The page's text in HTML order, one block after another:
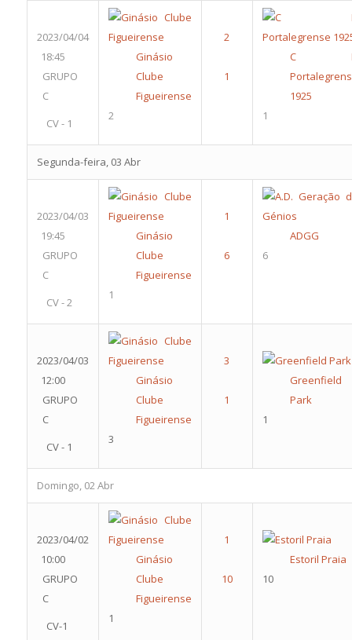
2023/04/04
18:45
GRUPO
C
CV - 1
Ginásio
Clube
Figueirense
2
C
1925
1
Segunda-feira, 03 Abr
2023/04/03
19:45
GRUPO
C
CV - 2
Ginásio
Clube
Figueirense
1
ADGG
6
2023/04/03
12:00
GRUPO
C
CV - 1
Ginásio
Clube
Figueirense
3
Greenfield
Park
1
Domingo, 02 Abr
2023/04/02
10:00
GRUPO
C
CV-1
Ginásio
Clube
Figueirense
1
Estoril Praia
10